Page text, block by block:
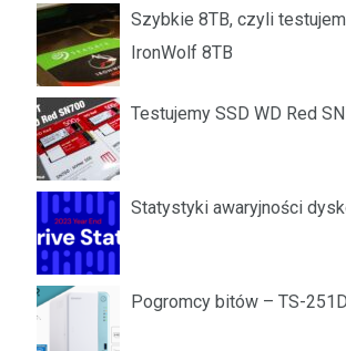
Szybkie 8TB, czyli
IronWolf 8TB
Testujemy SSD WD Red
Statystyki awaryjności
Pogromcy bitów – TS-